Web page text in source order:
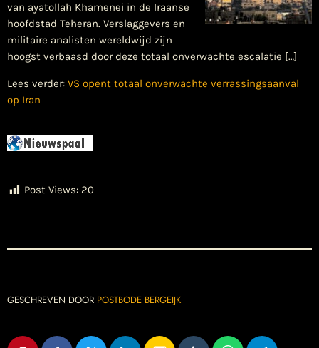
van ayatollah Khamenei in de Iraanse
hoofdstad Teheran. Verslaggevers en
militaire analisten wereldwijd zijn
hoogst verbaasd door deze totaal onverwachte escalatie […]
Lees verder: VS opent totaal onverwachte verrassingsaanval
op Iran
Post Views: 20
GESCHREVEN DOOR POSTBODE BERGEIJK